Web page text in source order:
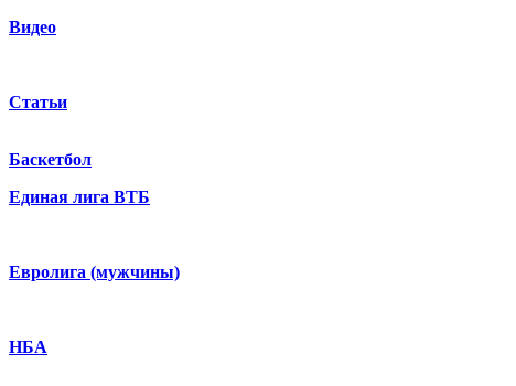
Видео
Статьи
Баскетбол
Единая лига ВТБ
Евролига (мужчины)
НБА